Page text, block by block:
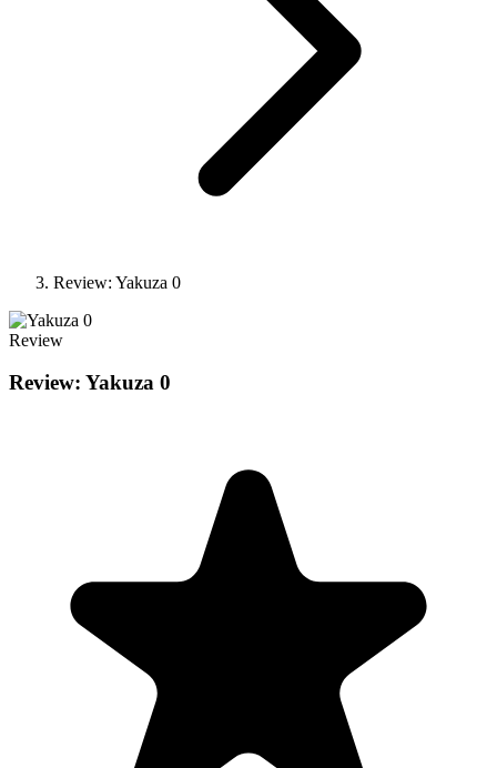
Review: Yakuza 0
Review
Review: Yakuza 0